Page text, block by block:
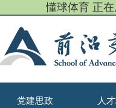
懂球体育 正
党建思政 人